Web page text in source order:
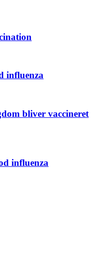
influenza
bliver vaccineret
influenza